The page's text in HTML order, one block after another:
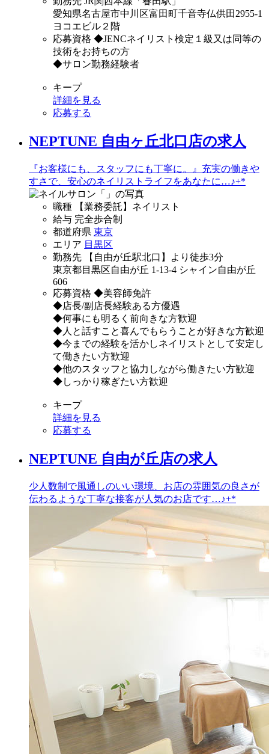
愛知県名古屋市中川区富田町千音寺仏供田2955-1
ヨコエビル２階
応募資格 ◆JENCネイリスト検定１級又は同等の
技術をお持ちの方
◆サロン勤務経験者
キープ
詳細を見る
応募する
NEPTUNE 自由ヶ丘北口店の求人
『お客様にも、スタッフにも丁寧に。』充実の働きや
すさで、安心のネイリストライフをあなたに…♪+*
職種
【業務委託】ネイリスト
給与 完全歩合制
都道府県 東京
エリア 目黒区
勤務先
【自由が丘駅北口】より徒歩3分
東京都目黒区自由が丘 1-13-4 シャイン自由が丘
606
応募資格 ◆美容師免許
◆店長/副店長経験ある方優遇
◆何事にも明るく前向きな方歓迎
◆人と話すこと喜んでもらうことが好きな方歓迎
◆今までの経験を活かしネイリストとして安定し
て働きたい方歓迎
◆他のスタッフと協力しながら働きたい方歓迎
◆しっかり稼ぎたい方歓迎
キープ
詳細を見る
応募する
NEPTUNE 自由が丘店の求人
少人数制で風通しのいい環境、お店の雰囲気の良さが
伝わるような丁寧な接客が人気のお店です…♪+*